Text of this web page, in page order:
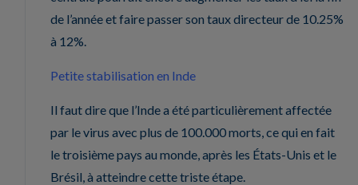
de l’année et faire passer son taux directeur de 10.25%
à 12%.
Petite stabilisation en Inde
Il faut dire que l’Inde a été particulièrement affectée
par le virus avec plus de 100.000 morts, ce qui en fait
le troisième pays au monde, après les États-Unis et le
Brésil, à atteindre cette triste étape.